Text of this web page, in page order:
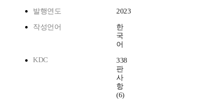
발행연도 2023
작성언어
한
국
어
KDC
338
판
사
항
(6)